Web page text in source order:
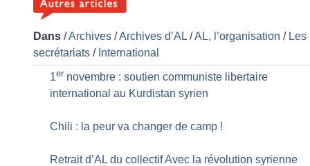
Dans /Archives /Archives d’AL /AL, l’organisation / Les
secrétariats / International
1er novembre : soutien communiste libertaire
international au Kurdistan syrien
Chili : la peur va changer de camp !
Retrait d’AL du collectif Avec la révolution syrienne